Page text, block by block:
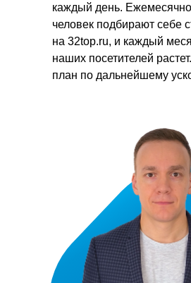
каждый день.
человек подбирают себе
на 32top.ru, и каждый
наших посетителей
план по дальнейшему